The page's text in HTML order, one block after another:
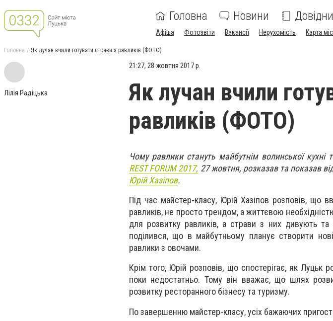
Головна Новини
Афіша Фотозвіти Вакансії Нерухомість Карта
Головна Як лучан вчили готувати страви з равликів (ФОТО)
Лілія Радіцька
21:27, 28 жовтня 2017 р.
Як лучан вчили
равликів (ФОТО)
Чому равлики стануть майбутнім волинської кухні
REST FORUM 2017, 27 жовтня, розказав та показав
Юрій Хазіпов.
Під час майстер-класу, Юрій Хазіпов розповів, що
равликів, не просто трендом, а життєвою
для розвитку равликів, а страви з них дивують та
поділився, що в майбутньому планує створити
равлики з овочами.
Крім того, Юрій розповів, що спостерігає, як Луцьк
поки недостатньо. Тому він вважає, що шлях
розвитку ресторанного бізнесу та туризму.
По завершенню майстер-класу, усіх бажаючих